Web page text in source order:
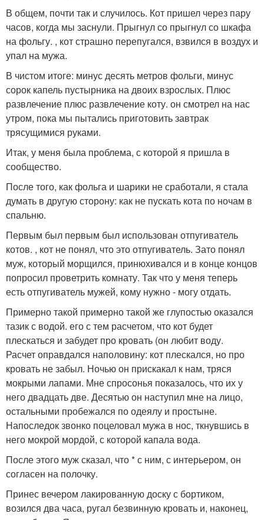
В общем, почти так и случилось. Кот пришел через пару
часов, когда мы заснули. Прыгнул со прыгнул со шкафа
на фольгу. , кот страшно перепугался, взвился в воздух и
упал на мужа.
В чистом итоге: минус десять метров фольги, минус
сорок капель пустырника на двоих взрослых. Плюс
развлечение плюс развлечение коту. он смотрел на нас
утром, пока мы пытались приготовить завтрак
трясущимися руками.
Итак, у меня была проблема, с которой я пришла в
сообщество.
После того, как фольга и шарики не сработали, я стала
думать в другую сторону: как не пускать кота по ночам в
спальню.
Первым был первым был использован отпугиватель
котов. , кот не понял, что это отпугиватель. Зато понял
муж, который морщился, принюхивался и в конце концов
попросил проветрить комнату. Так что у меня теперь
есть отпугиватель мужей, кому нужно - могу отдать.
Примерно такой примерно такой же глупостью оказался
тазик с водой. его с тем расчетом, что кот будет
плескаться и забудет про кровать (он любит воду.
Расчет оправдался наполовину: кот плескался, но про
кровать не забыл. Ночью он прискакал к нам, тряся
мокрыми лапами. Мне спросонья показалось, что их у
него двадцать две. Десятью он наступил мне на лицо,
остальными пробежался по одеялу и простыне.
Напоследок звонко поцеловал мужа в нос, ткнувшись в
него мокрой мордой, с которой капала вода.
После этого муж сказал, что * с ним, с интерьером, он
согласен на полочку.
Принес вечером лакированную доску с бортиком,
возился два часа, ругал безвинную кровать и, наконец,